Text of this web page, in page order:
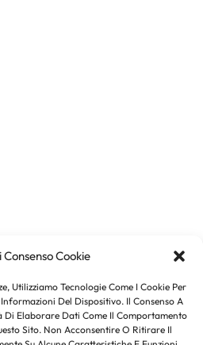
Consenso Cookie
Utilizziamo Tecnologie Come I Cookie Per
Del Dispositivo. Il Consenso A
Di Elaborare Dati Come Il Comportamento
Sito. Non Acconsentire O Ritirare Il